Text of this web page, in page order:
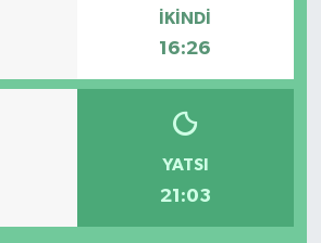
İKINDI
16:26
YATSI
21:03